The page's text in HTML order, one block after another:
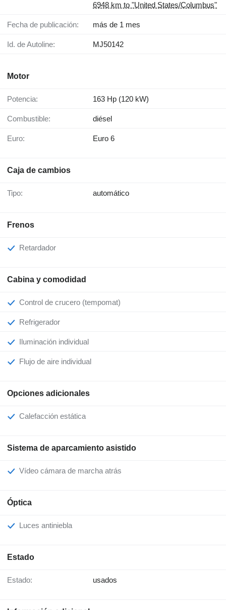
6948 km to "United States/Columbus"
Fecha de publicación: más de 1 mes
Id. de Autoline: MJ50142
Motor
Potencia: 163 Hp (120 kW)
Combustible: diésel
Euro: Euro 6
Caja de cambios
Tipo: automático
Frenos
Retardador
Cabina y comodidad
Control de crucero (tempomat)
Refrigerador
Iluminación individual
Flujo de aire individual
Opciones adicionales
Calefacción estática
Sistema de aparcamiento asistido
Vídeo cámara de marcha atrás
Óptica
Luces antiniebla
Estado
Estado: usados